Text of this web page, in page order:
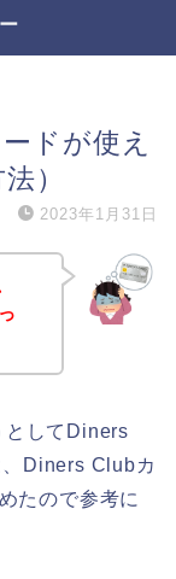
ドが使え
）
2023年1月31日
としてDiners
Diners Clubカ
たので参考に